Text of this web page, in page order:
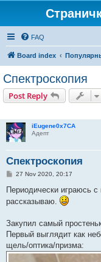
FAQ
Board index
Спектроскопия
Post Reply
iEugene0x7CA
Адепт
Спектроскопия
P
s
27 Nov 2020, 20:17
Периодически играюсь
рассказываю.
Закупил самый
Первый выглядит как
щель/оптика/призма: